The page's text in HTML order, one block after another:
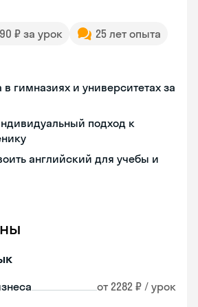
₽ за урок
25 лет опыта
гимназиях и университетах за
подход к
английский для учебы и
от 2282 ₽ / урок